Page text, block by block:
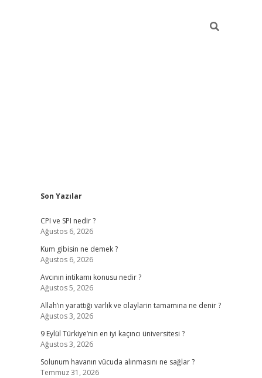
Sidebar
Son Yazılar
CPI ve SPI nedir ?
Ağustos 6, 2026
Kum gibisin ne demek ?
Ağustos 6, 2026
Avcının intikamı konusu nedir ?
Ağustos 5, 2026
Allah’ın yarattığı varlık ve olaylarin tamamına ne denir ?
Ağustos 3, 2026
9 Eylül Türkiye’nin en iyi kaçıncı üniversitesi ?
Ağustos 3, 2026
Solunum havanın vücuda alınmasını ne sağlar ?
Temmuz 31, 2026